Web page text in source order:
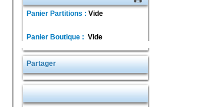
Panier Partitions : Vide
Panier Boutique : Vide
Partager